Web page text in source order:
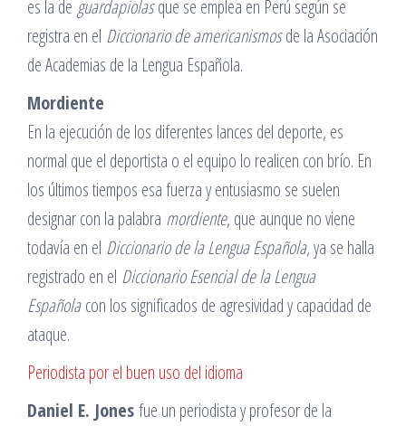
es la de guardapiolasque se emplea en Perú según se
registra en el Diccionario de americanismosde la Asociación
de Academias de la Lengua Española.
Mordiente
En la ejecución de los diferentes lances del deporte, es
normal que el deportista o el equipo lo realicen con brío. En
los últimos tiempos esa fuerza y entusiasmo se suelen
designar con la palabra mordiente, que aunque no viene
todavía en el Diccionario de la Lengua Española, ya se halla
registrado en el Diccionario Esencial de la Lengua
Españolacon los significados de agresividad y capacidad de
ataque.
Periodista por el buen uso del idioma
Daniel E. Jonesfue un periodista y profesor de la